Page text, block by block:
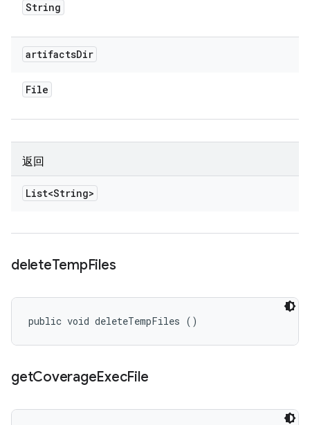
String
artifactsDir
File
返回
List<String>
deleteTempFiles
public void deleteTempFiles ()
getCoverageExecFile